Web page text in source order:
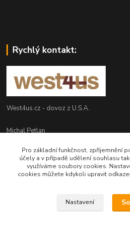
Rychlý kontakt:
West4us.cz - dovoz z U.S.A.
Michal Petlan
(Po-Pá, 9-16h)
info@west4us.cz
Pro základní funkčnost, zpříjemnění
účely a v případě udělení souhlasu
využíváme soubory cookies.
cookies můžete kdykoli upravit
Nastavení